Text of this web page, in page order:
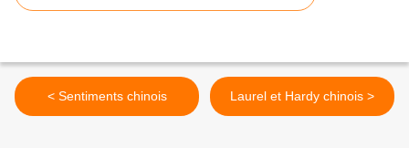
< Sentiments chinois Laurel et Hardy chinois >